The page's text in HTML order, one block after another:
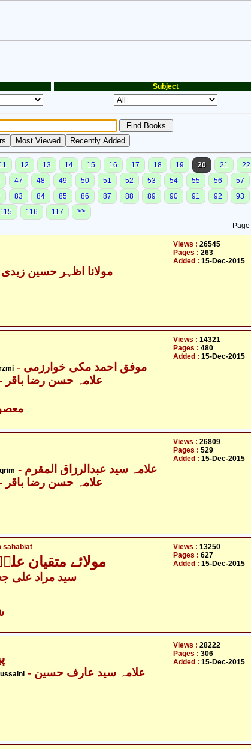
Subject
11 12 13 14 15 16 17 18 19 20 21 22
47 48 49 50 51 52 53 54 55 56 57
83 84 85 86 87 88 89 90 91 92 93
115 116 117
>>
Page
- مولانا اظہر حسین زیدی
Views : 26545
Pages : 263
Added : 15-Dec-2015
- موفق احمد مکی خوارزمی
- علامہ حسن رضا باقر
-
Views : 14321
Pages : 480
Added : 15-Dec-2015
- علامہ سید عبدالرزاق المقرم
- علامہ حسن رضا باقر
Views : 26809
Pages : 529
Added : 15-Dec-2015
sahabiat
مولائے متقیان
- سید مراد علی
Views : 13250
Pages : 627
Added : 15-Dec-2015
- علامہ سید عارف حسین
Views : 28222
Pages : 306
Added : 15-Dec-2015